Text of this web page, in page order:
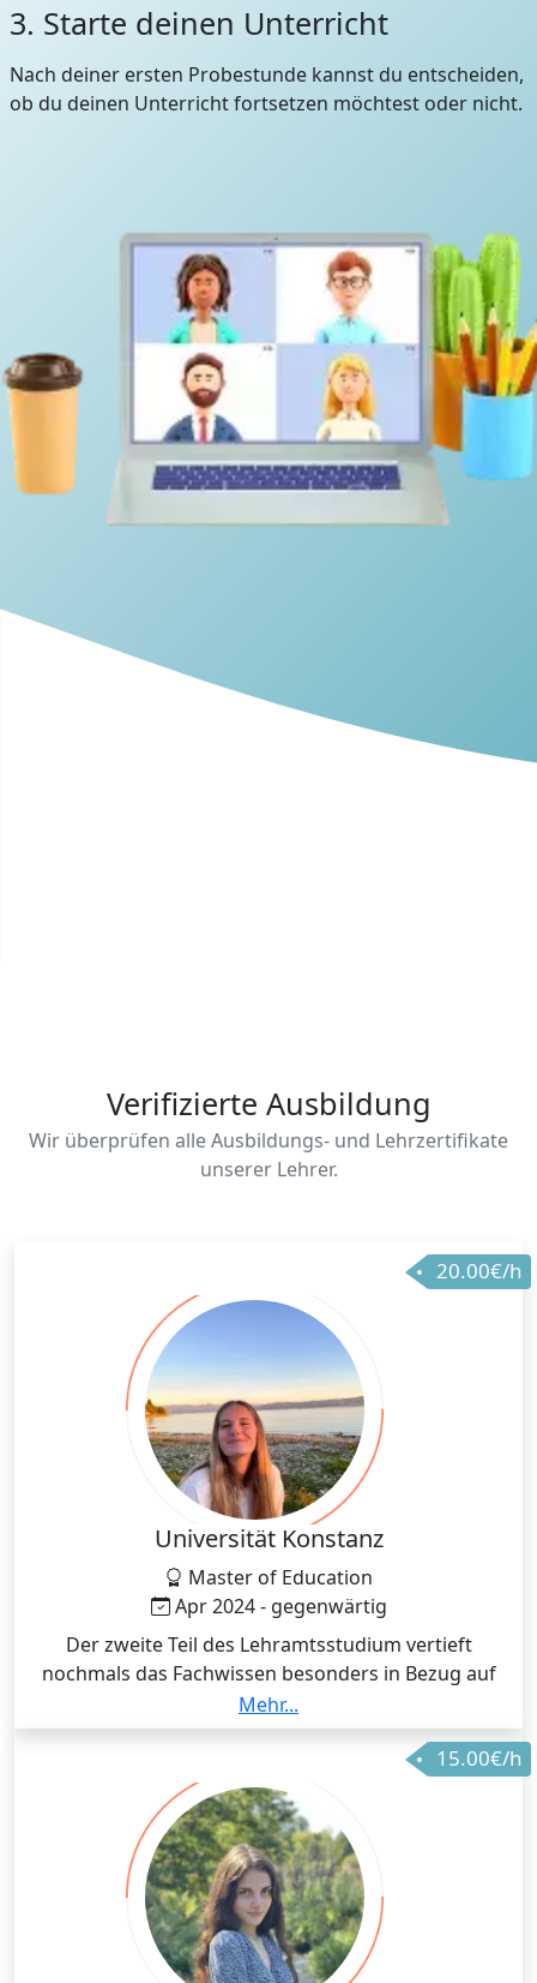
3. Starte deinen Unterricht
Nach deiner ersten Probestunde kannst du entscheiden,
ob du deinen Unterricht fortsetzen möchtest oder nicht.
Verifizierte Ausbildung
Wir überprüfen alle Ausbildungs- und Lehrzertifikate
unserer Lehrer.
20.00€/h
Universität Konstanz
Master of Education
Apr 2024 - gegenwärtig
Der zweite Teil des Lehramtsstudium vertieft
nochmals das Fachwissen besonders in Bezug auf
Humanbiologie. Zudem wird hier verstärkt das
didaktische Wissen in beiden Fächern gefördert. Im
Laufe des Studiums habe ich ein Praxissemester an
einem allgemeinbildenden Gymnasium absolviert.
Hierbei habe ich eigenständig Unterricht in allen
Klassenstufen (G8) in den Fächern Biologie und
Englisch gehalten, was mich optimal auf die Arbeit
mit Schülern vorbereitet hat.
Mehr...
15.00€/h